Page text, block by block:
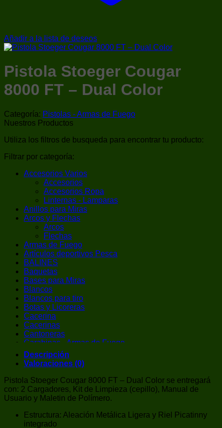
Añadir a la lista de deseos
Pistola Stoeger Cougar
8000 FT – Dual Color
Categoría: Pistolas - Armas de Fuego
Nuestros Productos
Utiliza los filtros de busqueda para encontrar tu producto:
Filtrar por categoría:
Accesorios Varios
Accesorios
Accesorios Ropa
Linternas - Lamparas
Anillos para Miras
Arcos y Flechas
Arcos
Flechas
Armas de Fuego
Artículos deportivos Pesca
BALINES
Baquetas
Bases para Miras
Blancos
Blancos para tiro
Botas y Licoreras
Cacerina
Cacerinas
Cantoneras
Carabinas - Armas de Fuego
Carabinas de Aire Comprimido
Cargador de Cacerina
Chalecos / Chest Rigs
Chokes
Cintas Adhesivas
CO2
Correas
Cuchillas
Descripción
Valoraciones (0)
Pistola Stoeger Cougar 8000 FT – Dual Color se entregará
con: 2 Cargadores, Kit de Limpieza (cepillo), Manual de
Usuario y Maletin de Polímero.
Estructura: Aleación Metálica Ligera y Riel Picatinny
integrado